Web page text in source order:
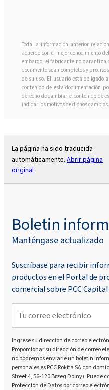
Toda la información anterior
acuerdo con el mejor conocimiento
embargo, el fabricante no garantiza
documento sean completos y
de su uso. El usuario está obligado
contenido de esta documentación
derecho de cambiar el contenido de
indicar los motivos de dichos cambios.
La página ha sido traducida
automáticamente. Abrir página
original
Boletin
Manténgase actualizado
Suscríbase para recibir
productos en el Portal de
comercial sobre PCC
Ingrese su dirección de correo
Proporcionar su dirección de correo
no podremos enviarle un boletín
personales es PCC Rokita SA con
Street 4, 56-120 Brzeg Dolny). Puede
Protección de Datos por correo